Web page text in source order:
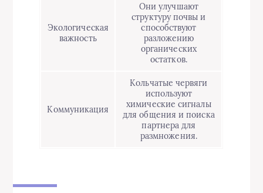
Экологическая
важность
Они улучшают
структуру почвы и
способствуют
разложению
органических
остатков.
Коммуникация
Кольчатые червяги
используют
химические сигналы
для общения и поиска
партнера для
размножения.